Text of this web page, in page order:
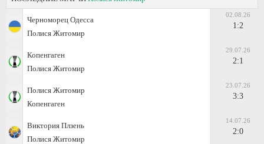
Черноморец Одесса
Полися Житомир
02.08.26
1:2
Копенгаген
Полися Житомир
29.07.26
2:1
Полися Житомир
Копенгаген
23.07.26
3:3
Виктория Плзень
Полися Житомир
14.07.26
2:0